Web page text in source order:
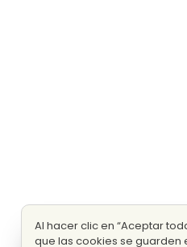
Al hacer clic en “Aceptar
que las cookies se guarden